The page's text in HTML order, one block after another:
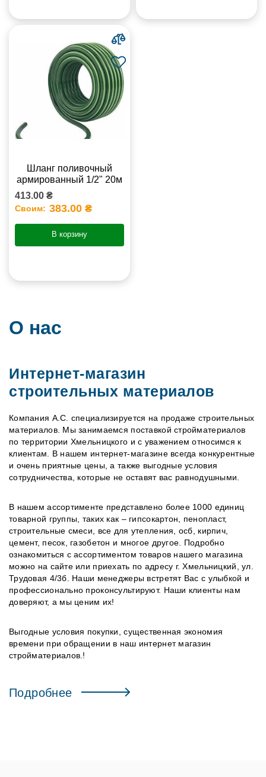
Шланг поливочный
армированный 1/2" 20м
413.00 ₴
Своим: 383.00 ₴
В корзину
О нас
Интернет-магазин
строительных материалов
Компания А.С. специализируется на продаже строительных
материалов. Мы занимаемся поставкой стройматериалов
по территории Хмельницкого и с уважением относимся к
клиентам. В нашем интернет-магазине всегда конкурентные
и очень приятные цены, а также выгодные условия
сотрудничества, которые не оставят вас равнодушными.
В нашем ассортименте представлено более 1000 единиц
товарной группы, таких как – гипсокартон, пенопласт,
строительные смеси, все для утепления, осб, кирпич,
цемент, песок, газобетон и многое другое. Подробно
ознакомиться с ассортиментом товаров нашего магазина
можно на сайте или приехать по адресу г. Хмельницкий, ул.
Трудовая 4/3б. Наши менеджеры встретят Вас с улыбкой и
профессионально проконсультируют. Наши клиенты нам
доверяют, а мы ценим их!
Выгодные условия покупки, существенная экономия
времени при обращении в наш интернет магазин
стройматериалов.!
Подробнее